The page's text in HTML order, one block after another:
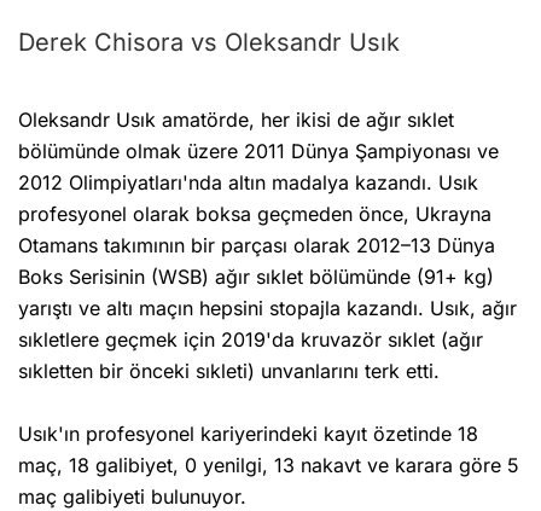
Derek Chisora vs Oleksandr Usık
Oleksandr Usık amatörde, her ikisi de ağır sıklet
bölümünde olmak üzere 2011 Dünya Şampiyonası ve
2012 Olimpiyatları'nda altın madalya kazandı. Usık
profesyonel olarak boksa geçmeden önce, Ukrayna
Otamans takımının bir parçası olarak 2012–13 Dünya
Boks Serisinin (WSB) ağır sıklet bölümünde (91+ kg)
yarıştı ve altı maçın hepsini stopajla kazandı. Usık, ağır
sıkletlere geçmek için 2019'da kruvazör sıklet (ağır
sıkletten bir önceki sıkleti) unvanlarını terk etti.
Usık'ın profesyonel kariyerindeki kayıt özetinde 18
maç, 18 galibiyet, 0 yenilgi, 13 nakavt ve karara göre 5
maç galibiyeti bulunuyor.